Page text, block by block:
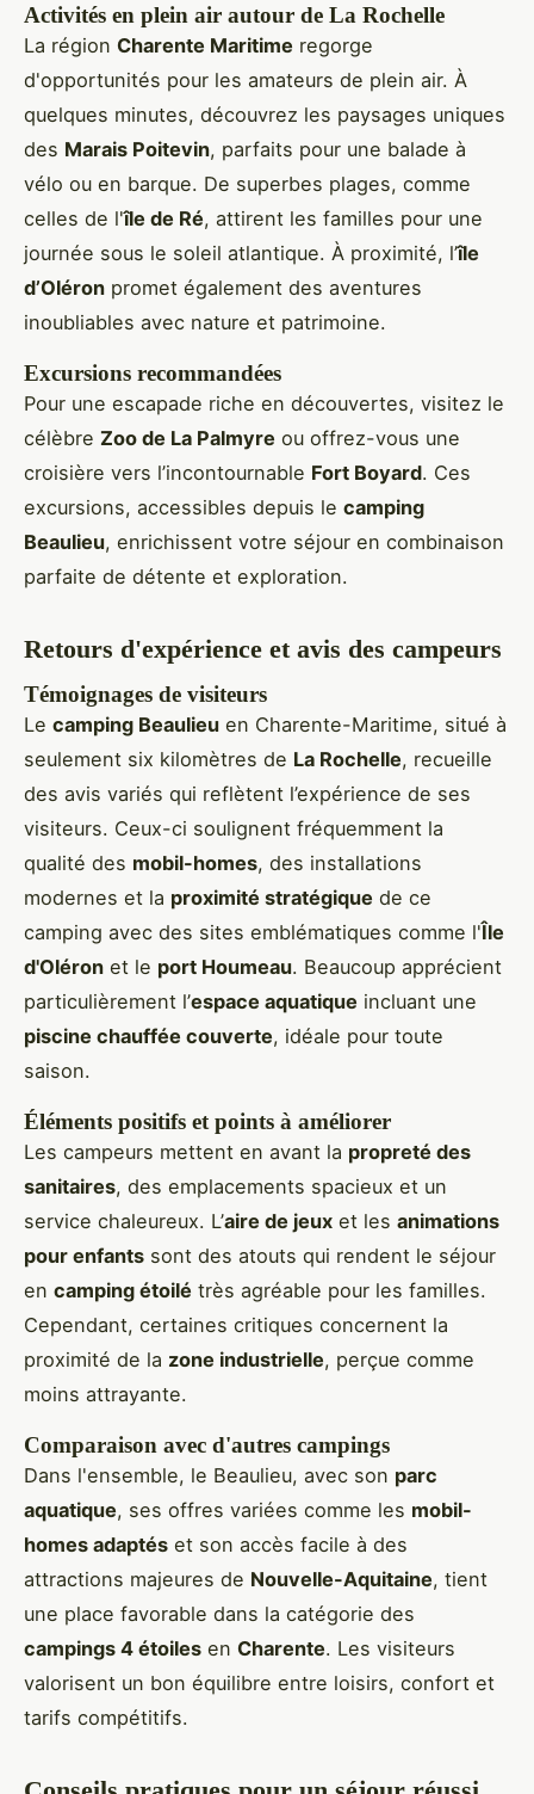
Activités en plein air autour de La Rochelle
La région Charente Maritime regorge
d'opportunités pour les amateurs de plein air. À
quelques minutes, découvrez les paysages uniques
des Marais Poitevin, parfaits pour une balade à
vélo ou en barque. De superbes plages, comme
celles de l'île de Ré, attirent les familles pour une
journée sous le soleil atlantique. À proximité, l’île
d’Oléron promet également des aventures
inoubliables avec nature et patrimoine.
Excursions recommandées
Pour une escapade riche en découvertes, visitez le
célèbre Zoo de La Palmyre ou offrez-vous une
croisière vers l’incontournable Fort Boyard. Ces
excursions, accessibles depuis le camping
Beaulieu, enrichissent votre séjour en combinaison
parfaite de détente et exploration.
Retours d'expérience et avis des campeurs
Témoignages de visiteurs
Le camping Beaulieu en Charente-Maritime, situé à
seulement six kilomètres de La Rochelle, recueille
des avis variés qui reflètent l’expérience de ses
visiteurs. Ceux-ci soulignent fréquemment la
qualité des mobil-homes, des installations
modernes et la proximité stratégique de ce
camping avec des sites emblématiques comme l'Île
d'Oléron et le port Houmeau. Beaucoup apprécient
particulièrement l’espace aquatique incluant une
piscine chauffée couverte, idéale pour toute
saison.
Éléments positifs et points à améliorer
Les campeurs mettent en avant la propreté des
sanitaires, des emplacements spacieux et un
service chaleureux. L’aire de jeux et les animations
pour enfants sont des atouts qui rendent le séjour
en camping étoilé très agréable pour les familles.
Cependant, certaines critiques concernent la
proximité de la zone industrielle, perçue comme
moins attrayante.
Comparaison avec d'autres campings
Dans l'ensemble, le Beaulieu, avec son parc
aquatique, ses offres variées comme les mobil-
homes adaptés et son accès facile à des
attractions majeures de Nouvelle-Aquitaine, tient
une place favorable dans la catégorie des
campings 4 étoiles en Charente. Les visiteurs
valorisent un bon équilibre entre loisirs, confort et
tarifs compétitifs.